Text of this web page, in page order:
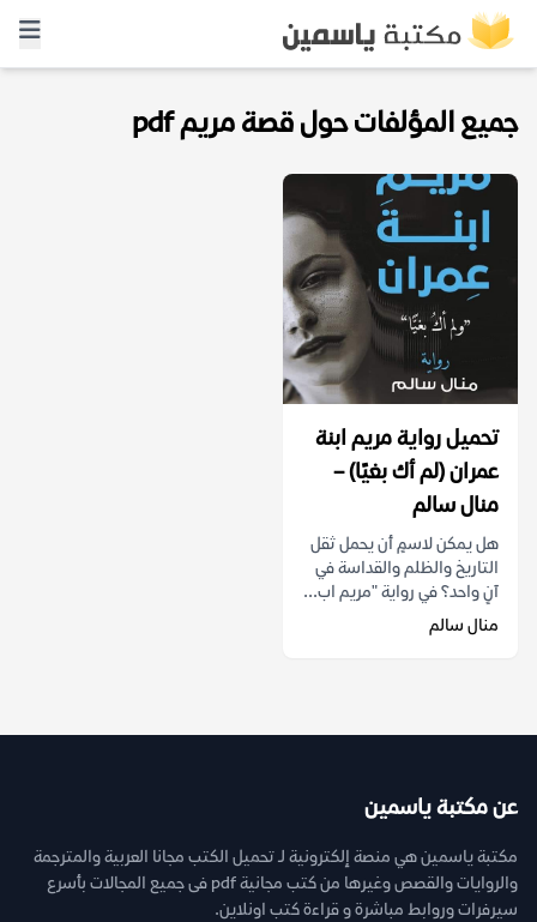
جميع المؤلفات حول قصة مريم pdf
تحميل رواية مريم ابنة
عمران (لم أك بغيًا) –
منال سالم
هل يمكن لاسمٍ أن يحمل ثقل
التاريخ والظلم والقداسة في
آنٍ واحد؟ في رواية "مريم اب...
منال سالم
عن مكتبة ياسمين
مكتبة ياسمين هي منصة إلكترونية لـ تحميل الكتب مجانا العربية والمترجمة
والروايات والقصص وغيرها من كتب مجانية pdf فى جميع المجالات بأسرع
سيرفرات وروابط مباشرة و قراءة كتب اونلاين.